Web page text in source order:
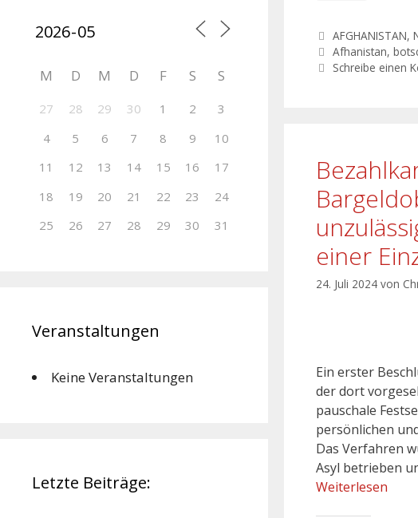
AFGHANISTAN,
Afhanistan,
Schreibe einen
einer
24. Juli 2024 von
Ein erster
der dort
pauschale
persönlichen
Das Verfahren
Asyl betrieben
Weiterlesen
M D M D F S S
27 28 29 30 1 2
3
4
5 6 7 8 9
10
11
12 13 14 15 16
17
18
19 20 21 22 23
24
25
26 27 28 29 30 31
Veranstaltungen
Keine Veranstaltungen
Letzte Beiträge: